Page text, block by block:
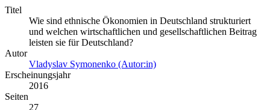
Titel
Wie sind ethnische Ökonomien in Deutschland strukturiert
und welchen wirtschaftlichen und gesellschaftlichen Beitrag
leisten sie für Deutschland?
Autor
Vladyslav Symonenko (Autor:in)
Erscheinungsjahr
2016
Seiten
27